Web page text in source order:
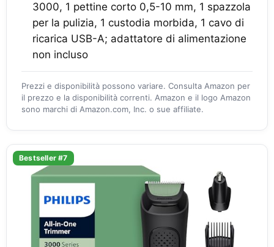
3000, 1 pettine corto 0,5-10 mm, 1 spazzola
per la pulizia, 1 custodia morbida, 1 cavo di
ricarica USB-A; adattatore di alimentazione
non incluso
Prezzi e disponibilità possono variare. Consulta Amazon per
il prezzo e la disponibilità correnti. Amazon e il logo Amazon
sono marchi di Amazon.com, Inc. o sue affiliate.
Bestseller #7